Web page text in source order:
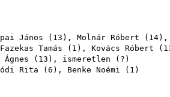
János ( 13 ), Molnár Róbert ( 14),
Fazekas Tamás ( 1 ), Kovács Róbert (
Ágnes ( 13 ),
Rita ( 6 ), Benke Noémi ( 1